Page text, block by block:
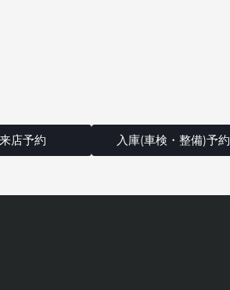
店予約 入庫(車検・整備)予約